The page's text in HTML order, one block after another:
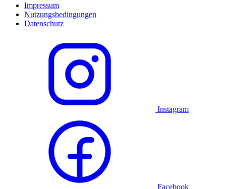
Impressum
Nutzungsbedingungen
Datenschutz
Instagram
Facebook